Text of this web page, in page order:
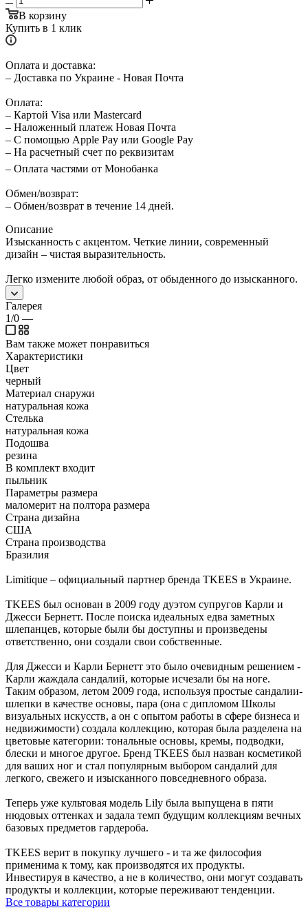
В корзину
Купить в 1 клик
Оплата и доставка:
– Доставка по Украине - Новая Почта
Оплата:
– Картой Visa или Mastercard
– Наложенный платеж Новая Почта
– С помощью Apple Pay или Google Pay
– На расчетный счет по реквизитам
– Оплата частями от Монобанка
Обмен/возврат:
– Обмен/возврат в течение 14 дней.
Описание
Изысканность с акцентом. Четкие линии, современный
дизайн – чистая выразительность.
Легко измените любой образ, от обыденного до изысканного.
Галерея
1/0 —
Вам также может понравиться
Характеристики
Цвет
черный
Материал снаружи
натуральная кожа
Стелька
натуральная кожа
Подошва
резина
В комплект входит
пыльник
Параметры размера
маломерит на полтора размера
Страна дизайна
США
Страна производства
Бразилия
Limitique – официальный партнер бренда TKEES в Украине.
TKEES был основан в 2009 году дуэтом супругов Карли и
Джесси Бернетт. После поиска идеальных едва заметных
шлепанцев, которые были бы доступны и произведены
ответственно, они создали свои собственные.
Для Джесси и Карли Бернетт это было очевидным решением -
Карли жаждала сандалий, которые исчезали бы на ноге.
Таким образом, летом 2009 года, используя простые сандалии-
шлепки в качестве основы, пара (она с дипломом Школы
визуальных искусств, а он с опытом работы в сфере бизнеса и
недвижимости) создала коллекцию, которая была разделена на
цветовые категории: тональные основы, кремы, подводки,
блески и многое другое. Бренд TKEES был назван косметикой
для ваших ног и стал популярным выбором сандалий для
легкого, свежего и изысканного повседневного образа.
Теперь уже культовая модель Lily была выпущена в пяти
нюдовых оттенках и задала темп будущим коллекциям вечных
базовых предметов гардероба.
TKEES верит в покупку лучшего - и та же философия
применима к тому, как производятся их продукты.
Инвестируя в качество, а не в количество, они могут создавать
продукты и коллекции, которые переживают тенденции.
Все товары категории